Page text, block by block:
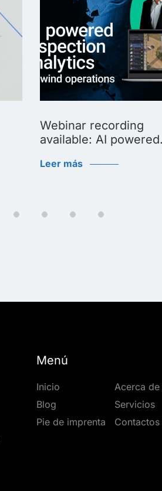
Webinar recording
available: AI
Leer más
Menú
Inicio
Acerca de
Blog
Servicios
Pie de imprenta
Contactos